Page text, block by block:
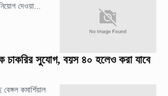
দেওয়া...
চাকরির সুযোগ, বয়স ৪০ হলেও করা যাবে
কমার্শিয়াল